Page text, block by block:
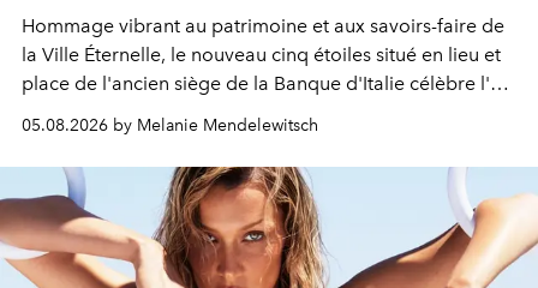
Hommage vibrant au patrimoine et aux savoirs-faire de
la Ville Éternelle, le nouveau cinq étoiles situé en lieu et
place de l'ancien siège de la Banque d'Italie célèbre l'art
de vivre Romain dans toute son élégance intemporelle.
05.08.2026 by Melanie Mendelewitsch